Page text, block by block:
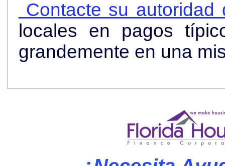
Contacte su autoridad
locales en pagos
grandemente en una